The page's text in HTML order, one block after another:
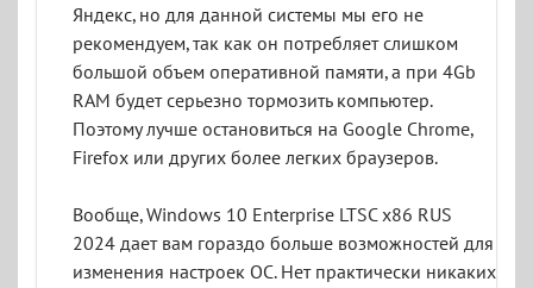
Яндекс, но для данной системы мы его не
рекомендуем, так как он потребляет слишком
большой объем оперативной памяти, а при 4Gb
RAM будет серьезно тормозить компьютер.
Поэтому лучше остановиться на Google Chrome,
Firefox или других более легких браузеров.
Вообще, Windows 10 Enterprise LTSC x86 RUS
2024 дает вам гораздо больше возможностей для
изменения настроек ОС. Нет практически никаких